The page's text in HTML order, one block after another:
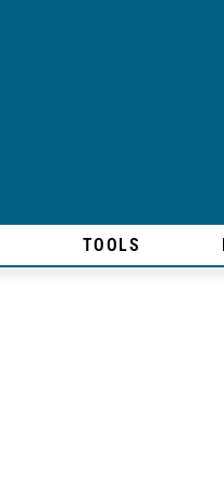
TOOLS